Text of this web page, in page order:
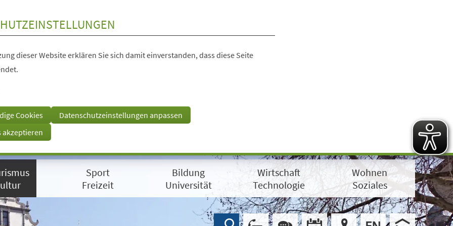
dieser Website erklären Sie sich damit einverstanden, dass diese Seite
Cookies
Datenschutzeinstellungen anpassen
akzeptieren
Sport
Freizeit
Bildung
Universität
Wirtschaft
Technologie
Wohnen
Soziales